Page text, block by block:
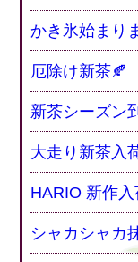
かき氷始まり
厄除け新茶
新茶シーズ
大走り新茶入
HARIO 新作入
シャカシャ